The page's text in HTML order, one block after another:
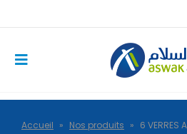
Accueil » Nos produits » 6 VERRES